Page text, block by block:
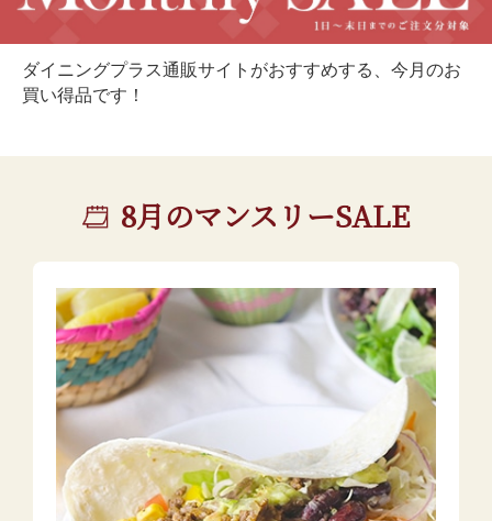
ダイニングプラス通販サイトがおすすめする、今月のお
買い得品です！
8月のマンスリーSALE